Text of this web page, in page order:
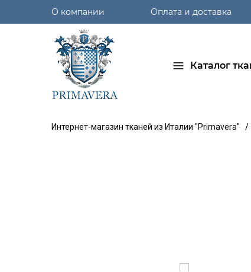
О компании Оплата и доставка
Каталог
Интернет-магазин тканей из Италии "Primavera" /